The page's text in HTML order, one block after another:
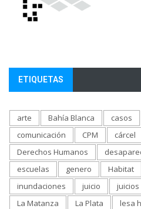
ETIQUETAS
arte Bahía Blanca casos
comunicación
CPM cárcel
Derechos Humanos
escuelas
genero Habitat
inundaciones
juicio juicios
La Matanza
La Plata lesa